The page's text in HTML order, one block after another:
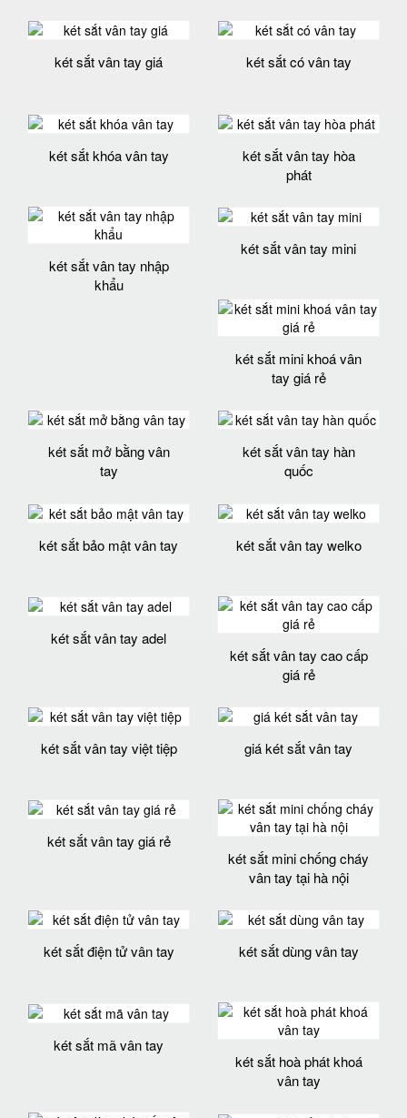
két sắt vân tay giá két sắt có vân tay
két sắt khóa vân tay
két sắt vân tay hòa
phát
két sắt vân tay nhập
khẩu
két sắt vân tay mini
két sắt mini khoá vân
tay giá rẻ
két sắt mở bằng vân
tay
két sắt vân tay hàn
quốc
két sắt bảo mật vân tay két sắt vân tay welko
két sắt vân tay adel
két sắt vân tay cao cấp
giá rẻ
két sắt vân tay việt tiệp giá két sắt vân tay
két sắt vân tay giá rẻ
két sắt mini chống cháy
vân tay tại hà nội
két sắt điện tử vân tay két sắt dùng vân tay
két sắt mã vân tay
két sắt hoà phát khoá
vân tay